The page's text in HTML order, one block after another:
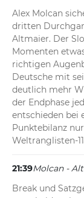
Alex Molcan
dritten
Altmaier. Der
Momenten
richtigen
Deutsche mit
deutlich mehr
der Endphase
entschieden bei
Punktebilanz
Weltranglisten-
21:39Molcan -
Break und